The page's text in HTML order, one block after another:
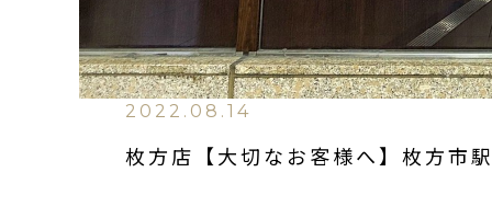
2022.08.14
枚方店【大切なお客様へ】枚方市